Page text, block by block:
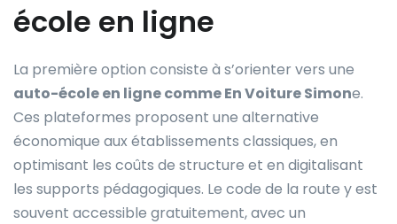
école en ligne
La première option consiste à s’orienter vers une
auto-école en ligne comme En Voiture Simone.
Ces plateformes proposent une alternative
économique aux établissements classiques, en
optimisant les coûts de structure et en digitalisant
les supports pédagogiques. Le code de la route y est
souvent accessible gratuitement, avec un